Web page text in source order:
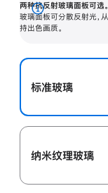
两种抗反射玻璃面板可选。
玻璃面板可分散反射光，
持出色画质。
展
开
标准玻璃
纳米纹理玻璃